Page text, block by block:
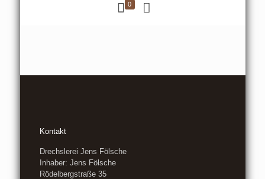
0
Kontakt
Drechslerei Jens Fölsche
Inhaber: Jens Fölsche
Rödelbergstraße 35